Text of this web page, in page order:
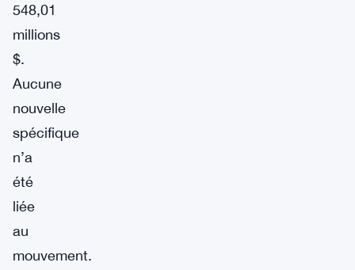
548,01
millions
$.
Aucune
nouvelle
spécifique
n’a
été
liée
au
mouvement.